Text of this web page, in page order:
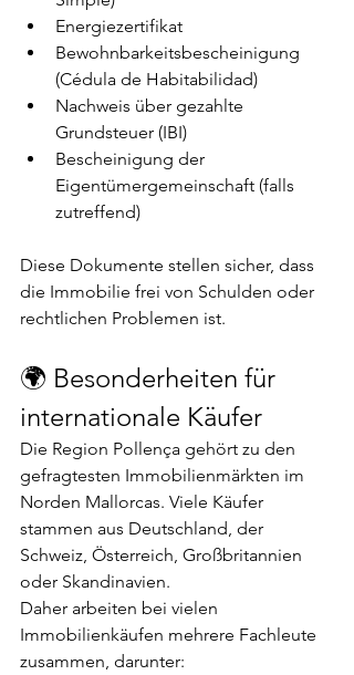
Energiezertifikat
Bewohnbarkeitsbescheinigung
(Cédula de Habitabilidad)
Nachweis über gezahlte
Grundsteuer (IBI)
Bescheinigung der
Eigentümergemeinschaft (falls
zutreffend)
Diese Dokumente stellen sicher, dass
die Immobilie frei von Schulden oder
rechtlichen Problemen ist.
🌍 Besonderheiten für
internationale Käufer
Die Region Pollença gehört zu den
gefragtesten Immobilienmärkten im
Norden Mallorcas. Viele Käufer
stammen aus Deutschland, der
Schweiz, Österreich, Großbritannien
oder Skandinavien.
Daher arbeiten bei vielen
Immobilienkäufen mehrere Fachleute
zusammen, darunter: